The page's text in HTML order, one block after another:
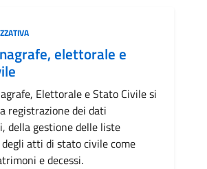
elettorale e
Elettorale e Stato Civile si
registrazione dei dati
della gestione delle liste
atti di stato civile come
e decessi.